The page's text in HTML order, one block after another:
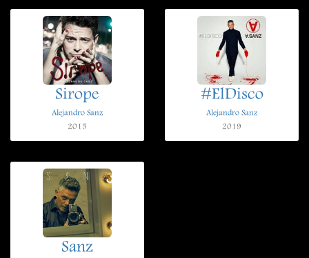
Sirope
Alejandro Sanz
2015
#ElDisco
Alejandro Sanz
2019
Sanz